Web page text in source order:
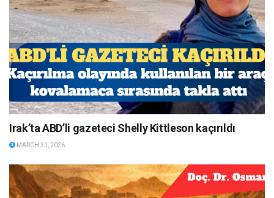
Irak’ta ABD’li gazeteci Shelly Kittleson kaçırıldı
MARCH 31, 2026